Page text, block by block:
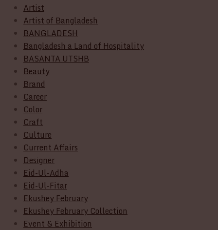
Artist
Artist of Bangladesh
BANGLADESH
Bangladesh a Land of Hospitality
BASANTA UTSHB
Beauty
Brand
Career
Color
Craft
Culture
Current Affairs
Designer
Eid-Ul-Adha
Eid-Ul-Fitar
Ekushey February
Ekushey February Collection
Event & Exhibition